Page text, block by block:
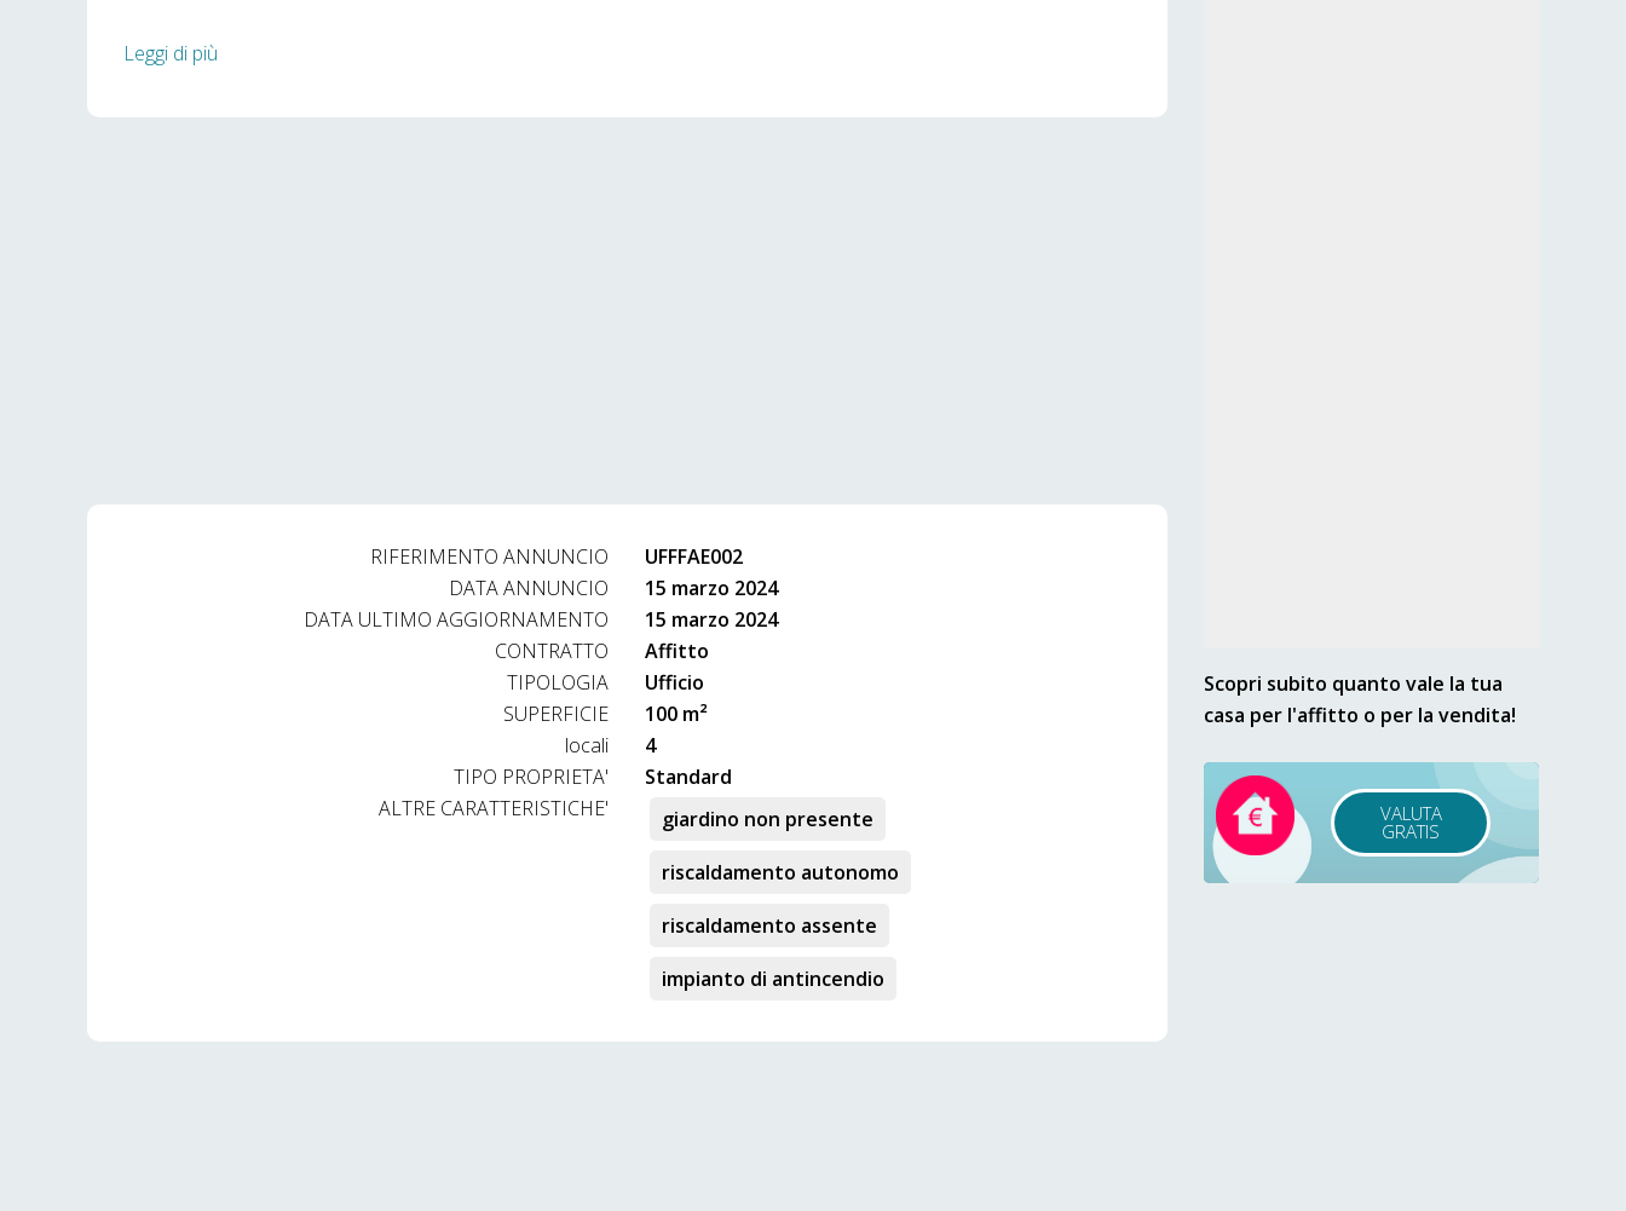
Leggi di più
RIFERIMENTO ANNUNCIO
UFFFAE002
DATA ANNUNCIO
15 marzo 2024
DATA ULTIMO AGGIORNAMENTO
15 marzo 2024
CONTRATTO
Affitto
TIPOLOGIA
Ufficio
SUPERFICIE
100 m²
locali
4
TIPO PROPRIETA'
Standard
ALTRE CARATTERISTICHE'
giardino non presente
riscaldamento autonomo
riscaldamento assente
impianto di antincendio
Scopri subito quanto vale la tua
casa per l'affitto o per la vendita!
VALUTA
GRATIS